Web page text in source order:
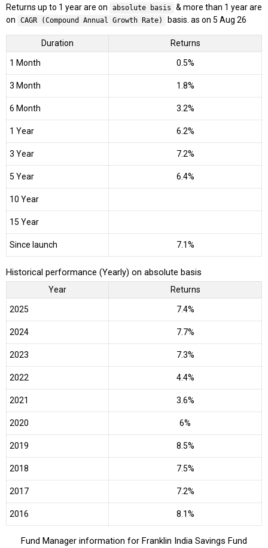
Returns up to 1 year are on absolute basis
& more than 1 year are
on
CAGR (Compound Annual Growth Rate) basis. as on 5 Aug 26
Duration Returns
1 Month 0.5%
3 Month 1.8%
6 Month 3.2%
1 Year 6.2%
3 Year 7.2%
5 Year 6.4%
10 Year
15 Year
Since launch 7.1%
Historical performance (Yearly) on absolute basis
Year Returns
2025 7.4%
2024 7.7%
2023 7.3%
2022 4.4%
2021 3.6%
2020 6%
2019 8.5%
2018 7.5%
2017 7.2%
2016 8.1%
Fund Manager information for Franklin India Savings Fund